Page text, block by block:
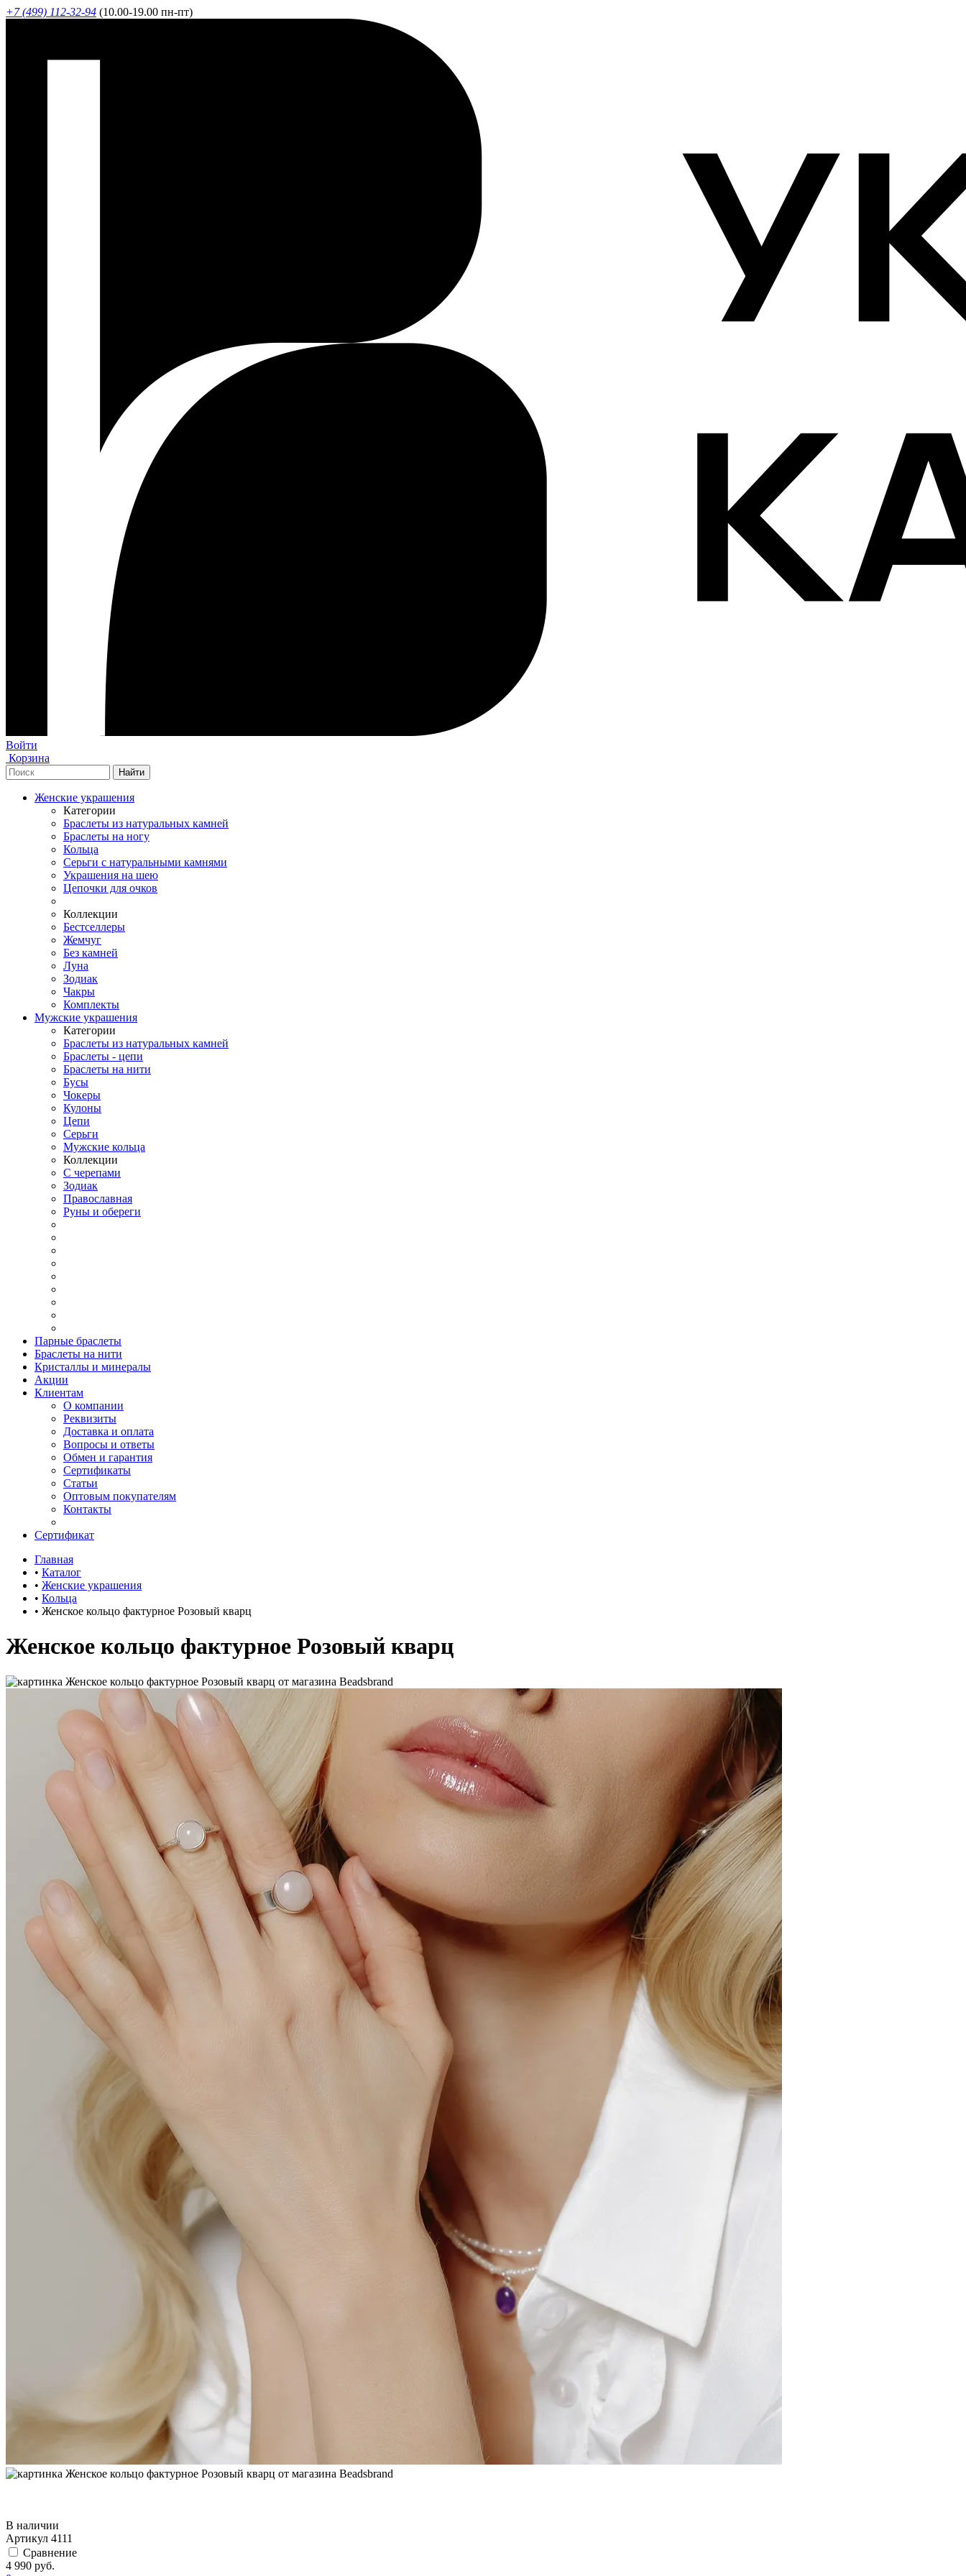
+7 (499) 112-32-94 (10.00-19.00 пн-пт)
Войти
Корзина
Женские украшения
Категории
Браслеты из натуральных камней
Браслеты на ногу
Кольца
Серьги с натуральными камнями
Украшения на шею
Цепочки для очков
Коллекции
Бестселлеры
Жемчуг
Без камней
Луна
Зодиак
Чакры
Комплекты
Мужские украшения
Категории
Браслеты из натуральных камней
Браслеты - цепи
Браслеты на нити
Бусы
Чокеры
Кулоны
Цепи
Серьги
Мужские кольца
Коллекции
С черепами
Зодиак
Православная
Руны и обереги
Парные браслеты
Браслеты на нити
Кристаллы и минералы
Акции
Клиентам
О компании
Реквизиты
Доставка и оплата
Вопросы и ответы
Обмен и гарантия
Сертификаты
Статьи
Оптовым покупателям
Контакты
Сертификат
Главная
• Каталог
• Женские украшения
• Кольца
• Женское кольцо фактурное Розовый кварц
Женское кольцо фактурное Розовый кварц
В наличии
Артикул 4111
Сравнение
4 990 руб.